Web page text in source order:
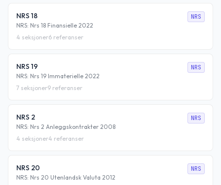
NRS 18
NRS: Nrs 18 Finansielle 2022
NRS
4 seksjoner6 referanser
NRS 19
NRS: Nrs 19 Immaterielle 2022
NRS
7 seksjoner9 referanser
NRS 2
NRS: Nrs 2 Anleggskontrakter 2008
NRS
4 seksjoner4 referanser
NRS 20
NRS: Nrs 20 Utenlandsk Valuta 2012
NRS